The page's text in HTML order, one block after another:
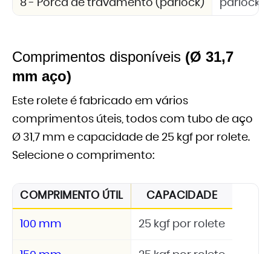
8 - Porca de travamento (parlock) parlock
Comprimentos disponíveis (Ø 31,7
mm aço)
Este rolete é fabricado em vários
comprimentos úteis, todos com tubo de aço
Ø 31,7 mm e capacidade de 25 kgf por rolete.
Selecione o comprimento:
COMPRIMENTO ÚTIL CAPACIDADE
100 mm 25 kgf por rolete